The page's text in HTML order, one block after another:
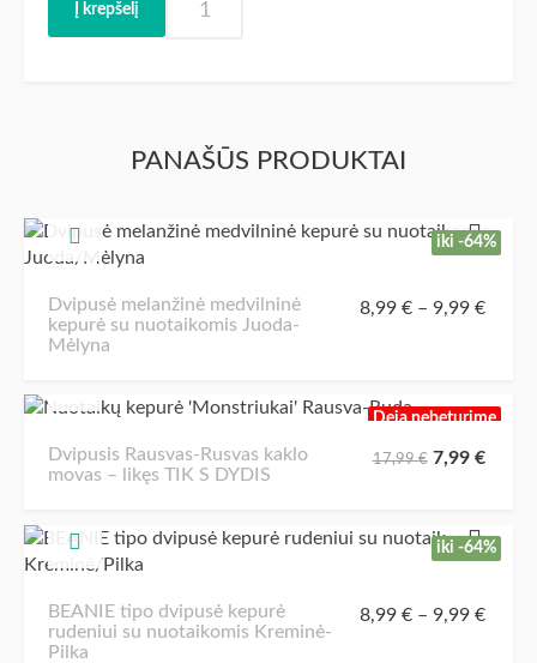
kiekis:
'SMARAGDAS'
tik
Į krepšelį
PANAŠŪS PRODUKTAI
iki -64%
Dvipusė melanžinė medvilninė
kepurė su nuotaikomis Juoda-
Mėlyna
8,99 €– 9,99 €
Deja nebeturime
Dvipusis Rausvas-Rusvas kaklo
movas – likęs TIK S DYDIS
17,99€ 7,99 €
iki -64%
BEANIE tipo dvipusė kepurė
rudeniui su nuotaikomis Kreminė-
Pilka
8,99 €– 9,99 €